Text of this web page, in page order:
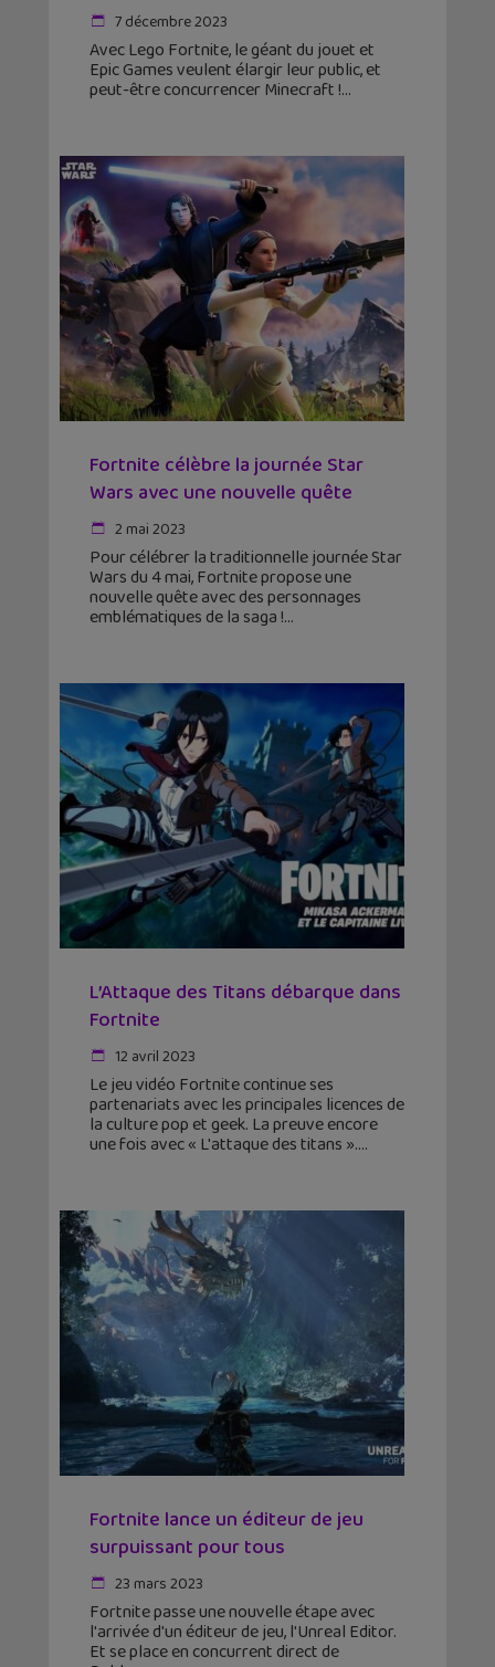
7 décembre 2023
Avec Lego Fortnite, le géant du jouet et
Epic Games veulent élargir leur public, et
peut-être concurrencer Minecraft !
Fortnite célèbre la journée Star
Wars avec une nouvelle quête
2 mai 2023
Pour célébrer la traditionnelle journée Star
Wars du 4 mai, Fortnite propose une
nouvelle quête avec des personnages
emblématiques de la saga !
L’Attaque des Titans débarque dans
Fortnite
12 avril 2023
Le jeu vidéo Fortnite continue ses
partenariats avec les principales licences de
la culture pop et geek. La preuve encore
une fois avec « L'attaque des titans ».
Fortnite lance un éditeur de jeu
surpuissant pour tous
23 mars 2023
Fortnite passe une nouvelle étape avec
l'arrivée d'un éditeur de jeu, l'Unreal Editor.
Et se place en concurrent direct de